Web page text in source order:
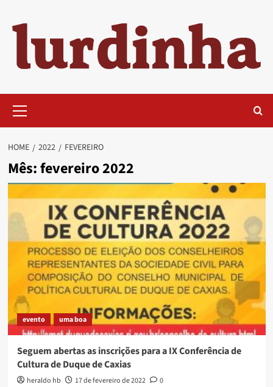
content
Menu
HOME 2022 FEVEREIRO
Mês:fevereiro 2022
evento uma boa
Seguem abertas as inscrições para a IX Conferência de
Cultura de Duque de Caxias
heraldo hb 17 de fevereiro de 2022
0